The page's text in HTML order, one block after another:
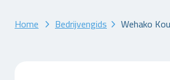
Home Bedrijvengids Wehako